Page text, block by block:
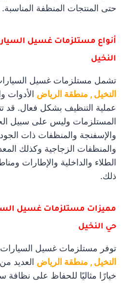
حتى المنتجات المنظفة المناسبة.
أنواع مستلزمات غسيل
النخيل
تشمل مستلزمات غسيل
النخيل , منطقة الرياض الأدوات
عملية التنظيف بشكل فعال. قد
المستلزمات وليس على سبيل
والإسفنجة والمنظفات ذات
والمنظفات الزجاجية وكذلك
الطلاء والداخلية والإطارات
ذلك.
مميزات مستلزمات غسيل
حي النخيل
توفر مستلزمات غسيل السيارات
النخيل , منطقة الرياض العديد
خيارًا مثاليًا للحفاظ على نظافة